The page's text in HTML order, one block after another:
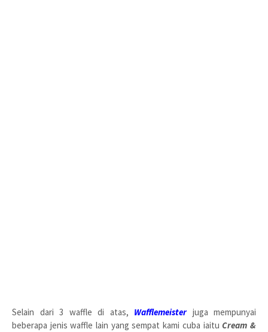
Selain dari 3 waffle di atas, Wafflemeister juga mempunyai
beberapa jenis waffle lain yang sempat kami cuba iaitu Cream &